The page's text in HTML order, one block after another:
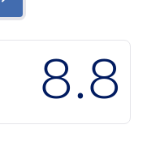
8.8